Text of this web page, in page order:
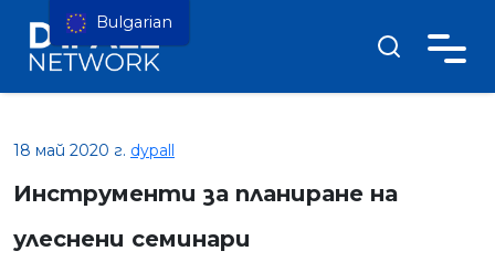
18 май 2020 г. dypall
Инструменти за планиране на
улеснени семинари
Bulgarian